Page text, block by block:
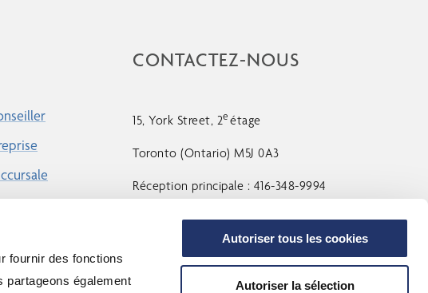
fournir des fonctions
partageons également
Autoriser tous les cookies
Autoriser la sélection
CONTACTEZ-NOUS
15, York Street, 2e étage
Toronto (Ontario) M5J 0A3
Réception principale : 416-348-9994
Sans frais : 1-888-348-9994